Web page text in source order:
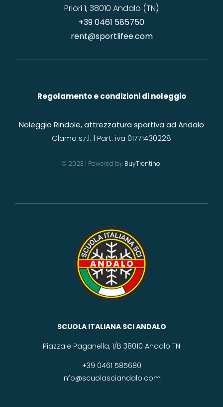
Priori 1, 38010 Andalo (TN)
+39 0461 585750
rent@sportlifee.com
Regolamento e condizioni di noleggio
Noleggio Rindole, attrezzatura sportiva ad Andalo
Clama s.r.l. | Part. iva 01771430228
© 2023 | Powered by BuyTrentino
SCUOLA ITALIANA SCI ANDALO
Piazzale Paganella, 1/B 38010 Andalo TN
+39 0461 585680
info@scuolasciandalo.com